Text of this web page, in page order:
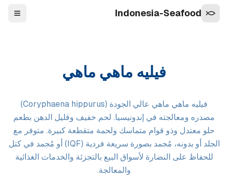
Indonesia-Seafood التنقل
فيليه ماهي ماهي
فيليه ماهي ماهي عالي الجودة (Coryphaena hippurus)
مصدره ومعالجته في إندونيسيا. لحم خفيف وقليل الدهن بطعم
حلو معتدل وذو قوام متماسك ولحمة متقطعة كبيرة. متوفر مع
الجلد أو بدونه، مُجمد بصورة سريعة فردية (IQF) أو مُجمد في كتل
للحفاظ على النضارة لأسواق البيع بالتجزئة والخدمات الغذائية
والمعالجة.